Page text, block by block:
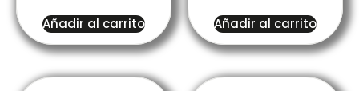
Añadir al carrito Añadir al carrito